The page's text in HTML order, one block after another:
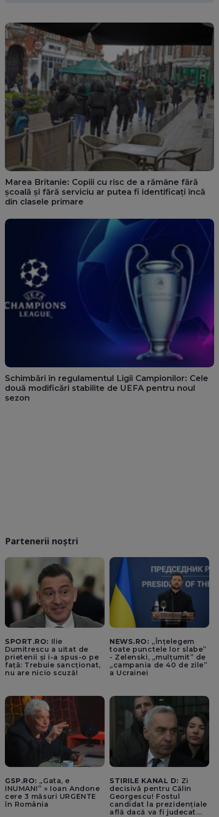
Marea Britanie: Copiii cu risc de a rămâne fără
școală și fără serviciu ar putea fi identificați încă
din clasele primare
Schimbări în regulamentul Ligii Campionilor: Cele
două modificări stabilite de UEFA pentru noul
sezon
Partenerii noștri
SPORT.RO: Ilie
Dumitrescu a uitat de
prietenii și i-a spus-o pe
față: Trebuie sancționat,
nu are nicio scuză!
NEWS.RO: „Înțelegem
toate punctele lor slabe”
- Zelenski, „mulțumit” de
„campania de 40 de zile”
a Ucrainei
GSP.RO: „Gata, e
INUMAN!” » Ioan Andone
cere 3 măsuri URGENTE
în România
STIRILE KANAL D: Zi
decisivă pentru Călin
Georgescu! Fostul
candidat la prezidențiale
află dacă va fi judecat